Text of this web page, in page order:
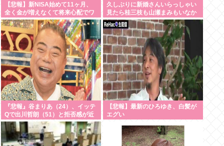
【悲報】新NISA始めて11ヶ月、
全く金が増えなくて将来心配でワ
ロタwww
久しぶりに新婚さんいらっしゃい
見たら桂三枝も山瀬まみもいなか
った
『悲報』谷まりあ（24）、イッテ
Qで出川哲朗（51）と拒否感が近
すぎると女性視聴者から批判殺
到…！！
【悲報】最新のひろゆき、白髪が
エグい